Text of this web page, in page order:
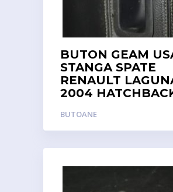
BUTON GEAM
STANGA SPATE
RENAULT
2004
BUTOANE